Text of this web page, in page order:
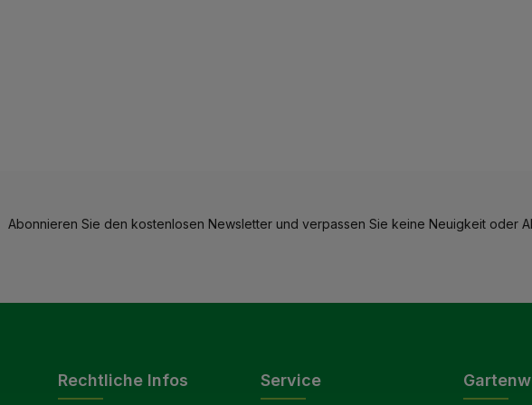
Abonnieren Sie den kostenlosen Newsletter und verpassen Sie keine Neuigkeit oder
Rechtliche Infos Service